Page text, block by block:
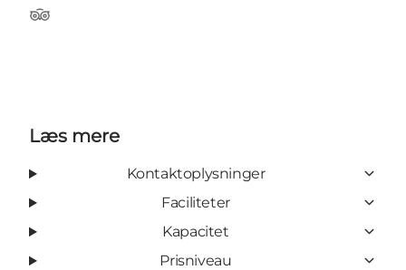
TripAdvisor
Læs mere
Kontaktoplysninger
Faciliteter
Kapacitet
Prisniveau